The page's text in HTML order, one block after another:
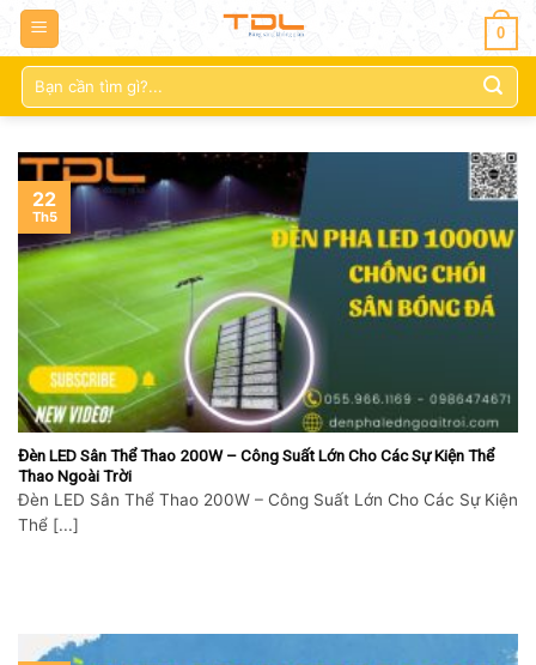
0
Tìm
kiếm:
Đèn LED Sân Thể Thao 200W – Công Suất Lớn Cho Các Sự Kiện Thể
Thao Ngoài Trời
Đèn LED Sân Thể Thao 200W – Công Suất Lớn Cho Các Sự Kiện
Thể [...]
22
Th5